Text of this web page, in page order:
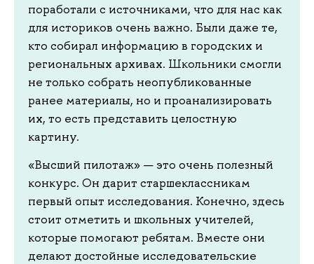
поработали с источниками, что для нас как
для историков очень важно. Были даже те,
кто собирал информацию в городских и
региональных архивах. Школьники смогли
не только собрать неопубликованные
ранее материалы, но и проанализировать
их, то есть представить целостную
картину.
«Высший пилотаж» — это очень полезный
конкурс. Он дарит старшеклассникам
первый опыт исследования. Конечно, здесь
стоит отметить и школьных учителей,
которые помогают ребятам. Вместе они
делают достойные исследовательские